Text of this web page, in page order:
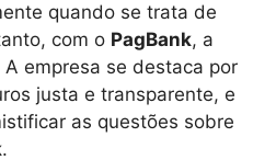
quando se trata de
com o PagBank, a
empresa se destaca por
justa e transparente, e
as questões sobre
.